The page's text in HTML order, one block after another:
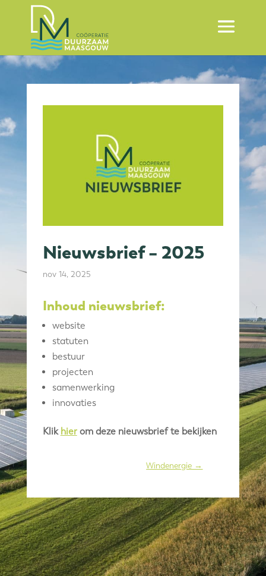
Nieuwsbrief – 2025
nov 14, 2025
Inhoud nieuwsbrief:
website
statuten
bestuur
projecten
samenwerking
innovaties
Klik hierom deze nieuwsbrief te bekijken
Windenergie →